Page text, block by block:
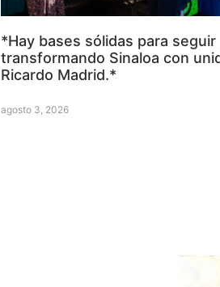
*Hay bases sólidas para seguir
transformando Sinaloa con
Ricardo Madrid.*
agosto 3, 2026